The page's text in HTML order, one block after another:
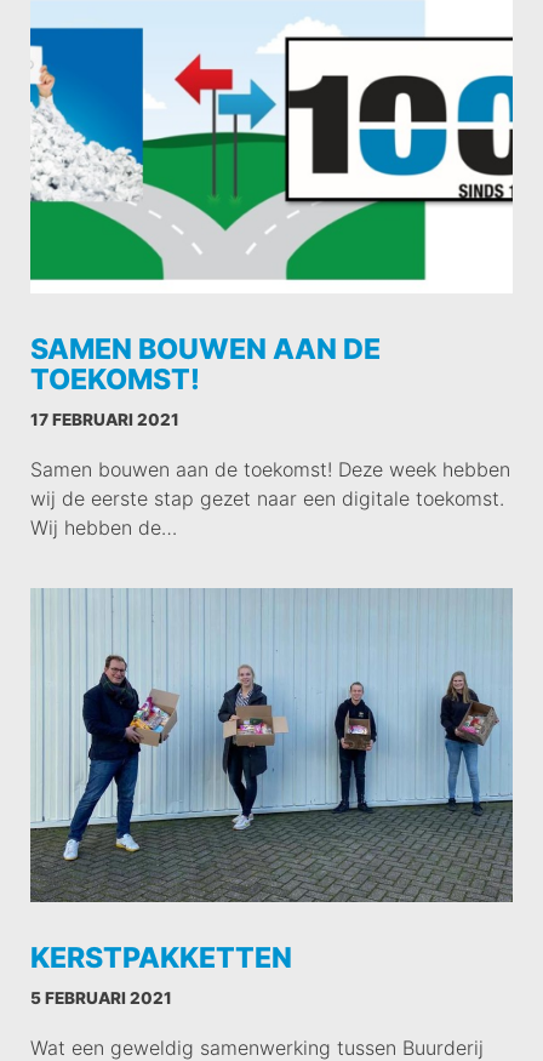
SAMEN BOUWEN AAN DE
TOEKOMST!
17 FEBRUARI 2021
Samen bouwen aan de toekomst! Deze week hebben
wij de eerste stap gezet naar een digitale toekomst.
Wij hebben de…
KERSTPAKKETTEN
5 FEBRUARI 2021
Wat een geweldig samenwerking tussen Buurderij